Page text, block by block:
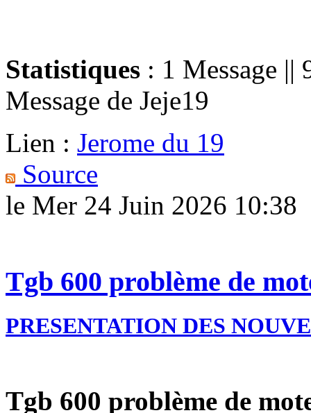
Statistiques : 1 Message ||
Message de Jeje19
Lien : Jerome du 19
Source
le Mer 24 Juin 2026 10:38
Tgb 600 problème de
PRESENTATION DES
Tgb 600 problème de